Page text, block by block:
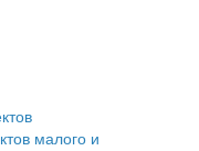
округа
малого и